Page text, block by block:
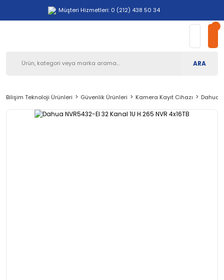
Müşteri Hizmetleri: 0 (212) 438 50 34
ARA
Bilişim Teknoloji Ürünleri Güvenlik Ürünleri Kamera Kayıt Cihazı Dahua